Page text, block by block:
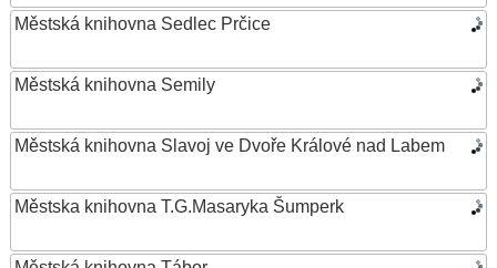
Městská knihovna Sedlec Prčice
Městská knihovna Semily
Městská knihovna Slavoj ve Dvoře Králové nad Labem
Městska knihovna T.G.Masaryka Šumperk